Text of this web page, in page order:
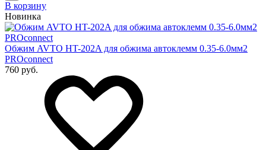
В корзину
Новинка
Обжим AVTO HT-202A для обжима автоклемм 0.35-6.0мм2
PROconnect
760 руб.